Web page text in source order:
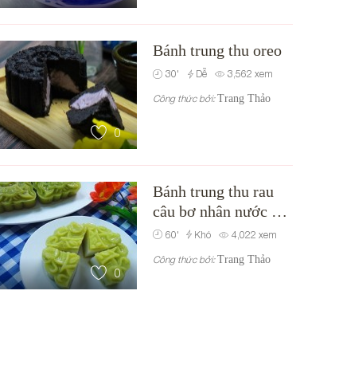
0
Bánh trung thu oreo
30' Dễ 3,562 xem
Công thức bởi:Trang Thảo
0
Bánh trung thu rau
câu bơ nhân nước cốt
dừa
60' Khó 4,022 xem
Công thức bởi:Trang Thảo